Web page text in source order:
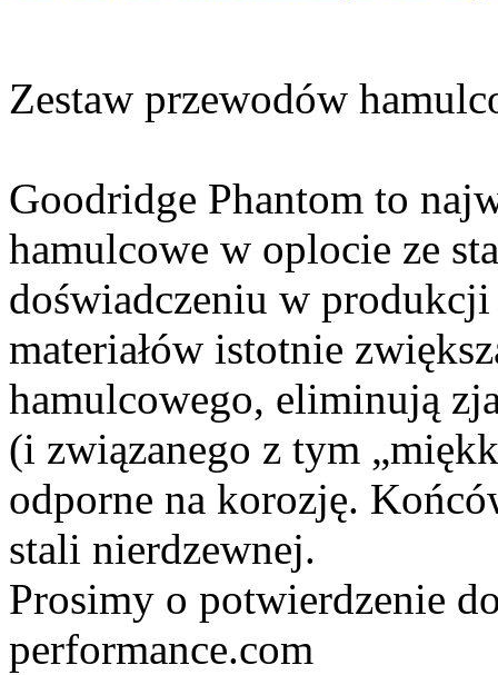
Zestaw przewodów
Goodridge Phantom to
hamulcowe w oplocie ze
doświadczeniu w
materiałów istotnie
hamulcowego, eliminują
(i związanego z tym
odporne na korozję.
stali nierdzewnej.
Prosimy o potwierdzenie
performance.com